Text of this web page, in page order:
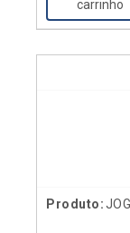
carrinho